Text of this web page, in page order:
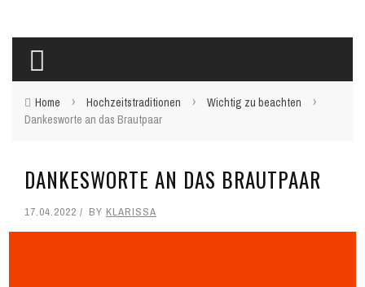
Home › Hochzeitstraditionen › Wichtig zu beachten ›
Dankesworte an das Brautpaar
DANKESWORTE AN DAS BRAUTPAAR
17.04.2022 BY KLARISSA